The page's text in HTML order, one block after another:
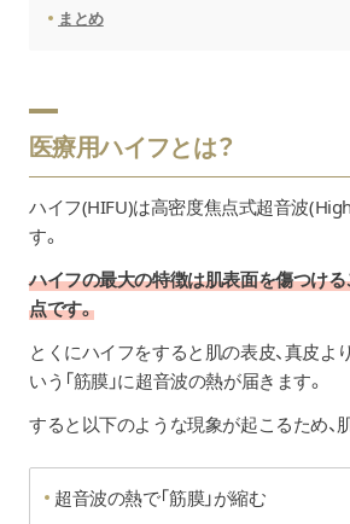
まとめ
医療用ハイフとは？
ハイフ(HIFU)は高密度焦点式超音波
す。
ハイフの最大の特徴は肌表面を傷つけ
点です。
とくにハイフをすると肌の表皮、真皮
いう「筋膜」に超音波の熱が届きます。
すると以下のような現象が起こるため、
超音波の熱で「筋膜」が縮む